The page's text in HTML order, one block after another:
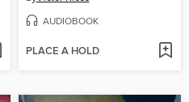
AUDIOBOOK
PLACE A HOLD